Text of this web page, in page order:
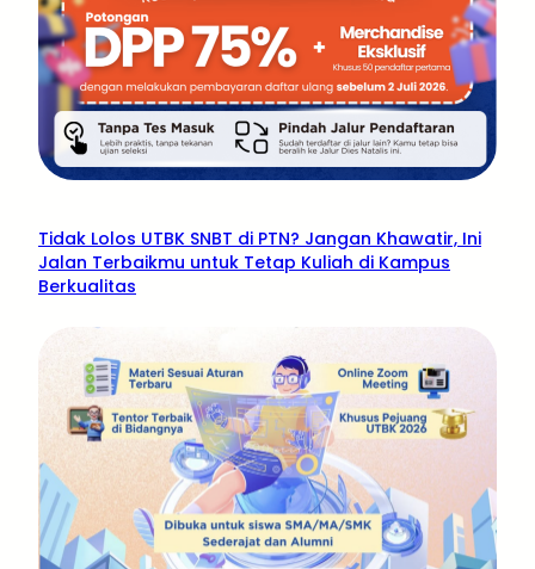
Tidak Lolos UTBK SNBT di PTN? Jangan Khawatir, Ini
Jalan Terbaikmu untuk Tetap Kuliah di Kampus
Berkualitas